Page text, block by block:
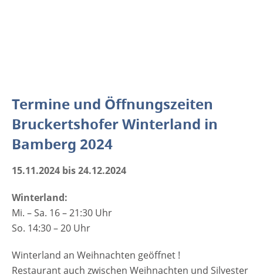
Termine und Öffnungszeiten
Bruckertshofer Winterland in
Bamberg 2024
15.11.2024 bis 24.12.2024
Winterland:
Mi. – Sa. 16 – 21:30 Uhr
So. 14:30 – 20 Uhr
Winterland an Weihnachten geöffnet !
Restaurant auch zwischen Weihnachten und Silvester